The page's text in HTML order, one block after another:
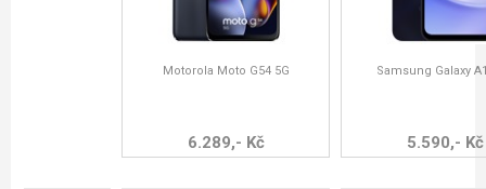
Motorola Moto G54 5G
6.289,- Kč
Samsung Galaxy
5.590,- Kč